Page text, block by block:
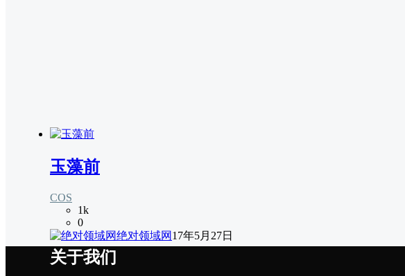
玉藻前
COS
1k
0
绝对领域网 17年5月27日
关于我们